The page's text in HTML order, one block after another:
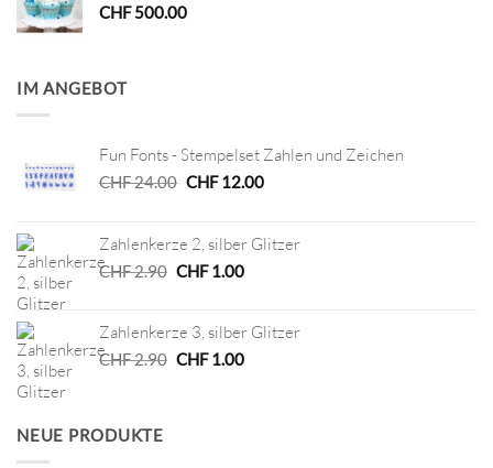
CHF500.00
IM ANGEBOT
Fun Fonts - Stempelset Zahlen und Zeichen
CHF24.00 Ursprünglicher
CHF 24.00
CHF12.00Aktueller
CHF 12.00.
Zahlenkerze 2, silber Glitzer
CHF2.90 Ursprünglicher
CHF 2.90
CHF1.00Aktueller
CHF 1.00.
Zahlenkerze 3, silber Glitzer
CHF2.90 Ursprünglicher
CHF1.00Aktueller
NEUE PRODUKTE